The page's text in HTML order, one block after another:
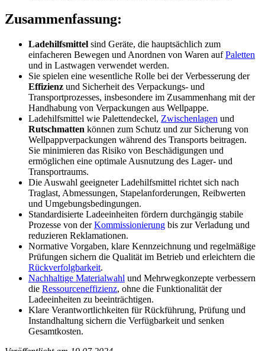
Zusammenfassung:
Ladehilfsmittel sind Geräte, die hauptsächlich zum
einfacheren Bewegen und Anordnen von Waren aufPaletten
und in Lastwagen verwendet werden.
Sie spielen eine wesentliche Rolle bei der Verbesserung der
Effizienz und Sicherheit des Verpackungs- und
Transportprozesses, insbesondere im Zusammenhang mit der
Handhabung von Verpackungen aus Wellpappe.
Ladehilfsmittel wie Palettendeckel, Zwischenlagen und
Rutschmatten können zum Schutz und zur Sicherung von
Wellpappverpackungen während des Transports beitragen.
Sie minimieren das Risiko von Beschädigungen und
ermöglichen eine optimale Ausnutzung des Lager- und
Transportraums.
Die Auswahl geeigneter Ladehilfsmittel richtet sich nach
Traglast, Abmessungen, Stapelanforderungen, Reibwerten
und Umgebungsbedingungen.
Standardisierte Ladeeinheiten fördern durchgängig stabile
Prozesse von derKommissionierung bis zur Verladung und
reduzieren Reklamationen.
Normative Vorgaben, klare Kennzeichnung und regelmäßige
Prüfungen sichern die Qualität im Betrieb und erleichtern die
Rückverfolgbarkeit.
Nachhaltige Materialwahl und Mehrwegkonzepte verbessern
die Ressourceneffizienz, ohne die Funktionalität der
Ladeeinheiten zu beeinträchtigen.
Klare Verantwortlichkeiten für Rückführung, Prüfung und
Instandhaltung sichern die Verfügbarkeit und senken
Gesamtkosten.